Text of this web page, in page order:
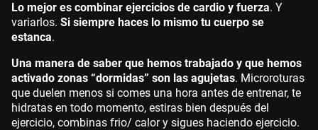
Lo mejor es combinar ejercicios de cardio y fuerza. Y
variarlos. Si siempre haces lo mismo tu cuerpo se
estanca.
Una manera de saber que hemos trabajado y que hemos
activado zonas “dormidas” son las agujetas. Microroturas
que duelen menos si comes una hora antes de entrenar, te
hidratas en todo momento, estiras bien después del
ejercicio, combinas frio/ calor y sigues haciendo ejercicio.